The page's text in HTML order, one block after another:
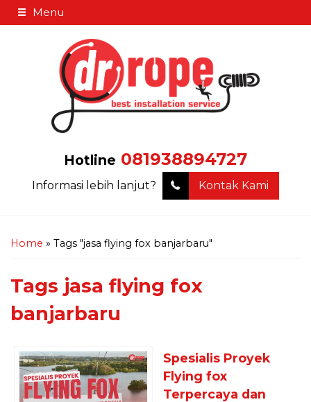
Menu
Hotline 081938894727
Informasi lebih lanjut? Kontak Kami
Home » Tags "jasa flying fox banjarbaru"
Tags jasa flying fox
banjarbaru
Spesialis Proyek
Flying fox
Terpercaya dan